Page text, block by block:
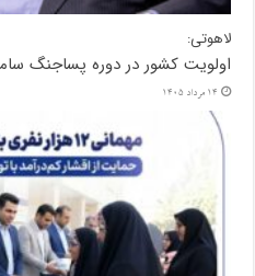
لاهوتی:
اولویت کشور در دوره پساجنگ
14 مرداد 1405